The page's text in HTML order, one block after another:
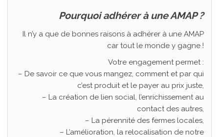
Pourquoi adhérer à une AMAP ?
Il n’y a que de bonnes raisons à adhérer à une AMAP
car tout le monde y gagne !
Votre engagement permet :
– De savoir ce que vous mangez, comment et par qui
c’est produit et le payer au prix juste,
– La création de lien social, l’enrichissement au
contact des autres,
– La pérennité des fermes locales,
– L’amélioration, la relocalisation de notre